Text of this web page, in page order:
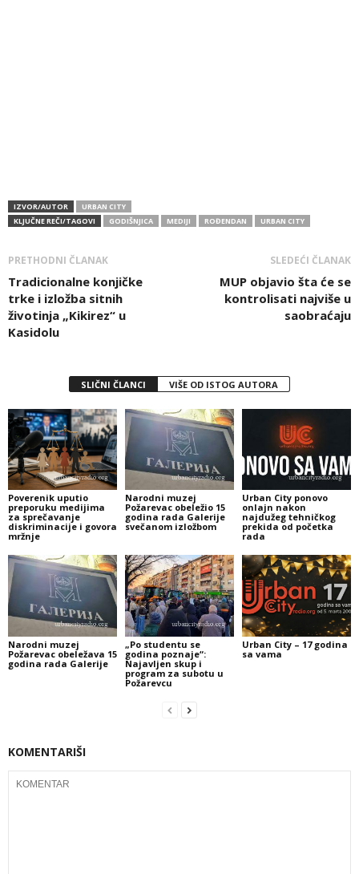
IZVOR/AUTOR
URBAN CITY
KLJUČNE REČI/TAGOVI
GODIŠNJICA MEDIJI ROĐENDAN URBAN CITY
PRETHODNI ČLANAK
Tradicionalne konjičke
trke i izložba sitnih
životinja „Kikirez“ u
Kasidolu
SLEDEĆI ČLANAK
MUP objavio šta će se
kontrolisati najviše u
saobraćaju
SLIČNI ČLANCI VIŠE OD ISTOG AUTORA
Poverenik uputio
preporuku medijima
za sprečavanje
diskriminacije i govora
mržnje
Narodni muzej
Požarevac obeležio 15
godina rada Galerije
svečanom izložbom
Urban City ponovo
onlajn nakon
najdužeg tehničkog
prekida od početka
rada
Narodni muzej
Požarevac obeležava 15
godina rada Galerije
„Po studentu se
godina poznaje“:
Najavljen skup i
program za subotu u
Požarevcu
Urban City – 17 godina
sa vama
KOMENTARIŠI